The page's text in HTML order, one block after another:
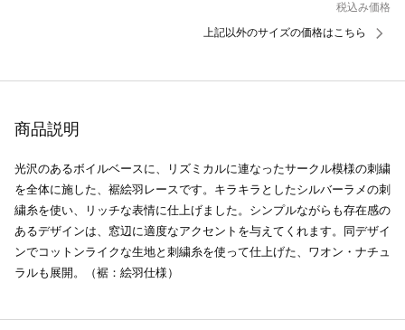
税込み価格
上記以外のサイズの価格はこちら
商品説明
光沢のあるボイルベースに、リズミカルに連なったサークル模様の刺繍
を全体に施した、裾絵羽レースです。キラキラとしたシルバーラメの刺
繍糸を使い、リッチな表情に仕上げました。シンプルながらも存在感の
あるデザインは、窓辺に適度なアクセントを与えてくれます。同デザイ
ンでコットンライクな生地と刺繍糸を使って仕上げた、ワオン・ナチュ
ラルも展開。（裾：絵羽仕様）